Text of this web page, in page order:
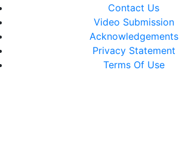
Contact Us
Video Submission
Acknowledgements
Privacy Statement
Terms Of Use